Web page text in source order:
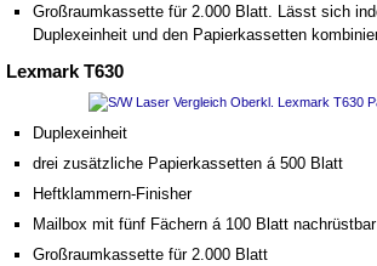
Großraumkassette für 2.000 Blatt. Lässt sich
Duplexeinheit und den Papierkassetten
Lexmark T630
Duplexeinheit
drei zusätzliche Papierkassetten á 500 Blatt
Heftklammern-Finisher
Mailbox mit fünf Fächern á 100 Blatt nachrüstbar
Großraumkassette für 2.000 Blatt